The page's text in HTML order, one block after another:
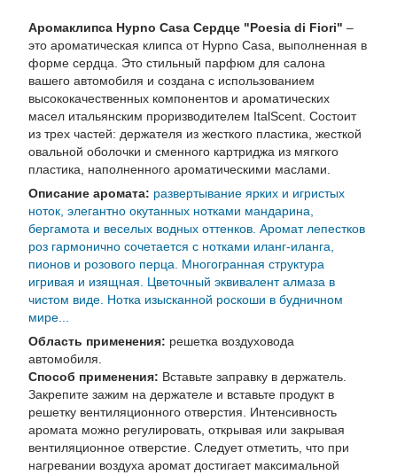
Аромаклипса Hypno Casa Сердце "Poesia di Fiori" –
это ароматическая клипса от Hypno Casa, выполненная в
форме сердца. Это стильный парфюм для салона
вашего автомобиля и создана с использованием
высококачественных компонентов и ароматических
масел итальянским проризводителем ItalScent. Состоит
из трех частей: держателя из жесткого пластика, жесткой
овальной оболочки и сменного картриджа из мягкого
пластика, наполненного ароматическими маслами.
Описание аромата: развертывание ярких и игристых
ноток, элегантно окутанных нотками мандарина,
бергамота и веселых водных оттенков. Аромат лепестков
роз гармонично сочетается с нотками иланг-иланга,
пионов и розового перца. Многогранная структура
игривая и изящная. Цветочный эквивалент алмаза в
чистом виде. Нотка изысканной роскоши в будничном
мире...
Область применения: решетка воздуховода
автомобиля.
Способ применения: Вставьте заправку в держатель.
Закрепите зажим на держателе и вставьте продукт в
решетку вентиляционного отверстия. Интенсивность
аромата можно регулировать, открывая или закрывая
вентиляционное отверстие. Следует отметить, что при
нагревании воздуха аромат достигает максимальной